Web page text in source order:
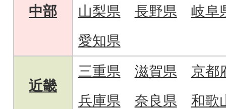
中部
山梨県
長野県
岐阜
愛知県
近畿
三重県 滋賀県
京都
兵庫県
奈良県 和歌